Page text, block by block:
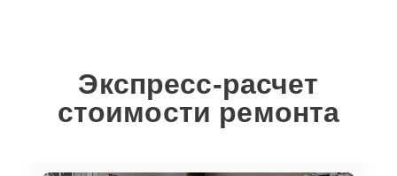
Экспресс-расчет
стоимости ремонта